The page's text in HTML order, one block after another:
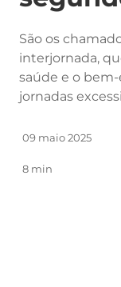
São os
interjornada,
saúde e o
jornadas
09 maio 2025
8 min